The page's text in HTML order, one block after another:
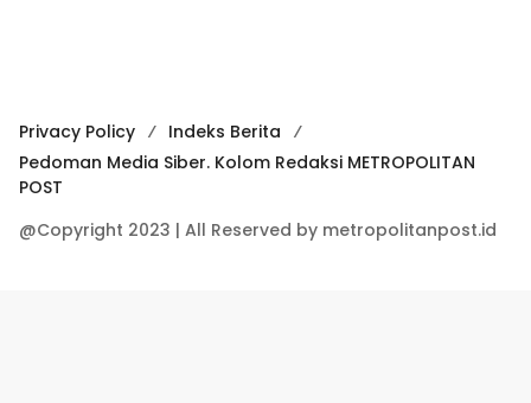
Privacy Policy
Indeks Berita
Pedoman Media Siber. Kolom Redaksi METROPOLITAN
POST
@Copyright 2023 | All Reserved by metropolitanpost.id